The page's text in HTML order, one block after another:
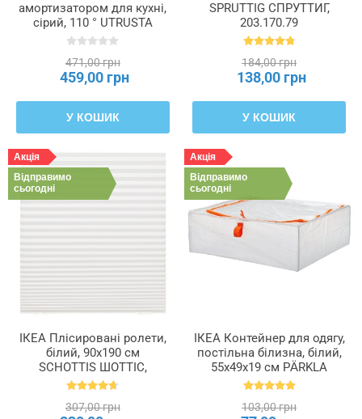
амортизатором для кухні,
сірий, 110 ° UTRUSTA
УТРУСТА, 805.248.82
471,00 грн
459,00 грн
У КОШИК
SPRUTTIG СПРУТТИГ,
203.170.79
184,00 грн
138,00 грн
У КОШИК
Акція
Відправимо
сьогодні
ІКЕА Плісировані ролети,
білий, 90x190 см
SCHOTTIS ШОТТІС,
202.422.82
307,00 грн
Акція
Відправимо
сьогодні
ІКЕА Контейнер для одягу,
постільна білизна, білий,
55x49x19 см PÄRKLA
ПЕРКЛА, 503.953.82
103,00 грн